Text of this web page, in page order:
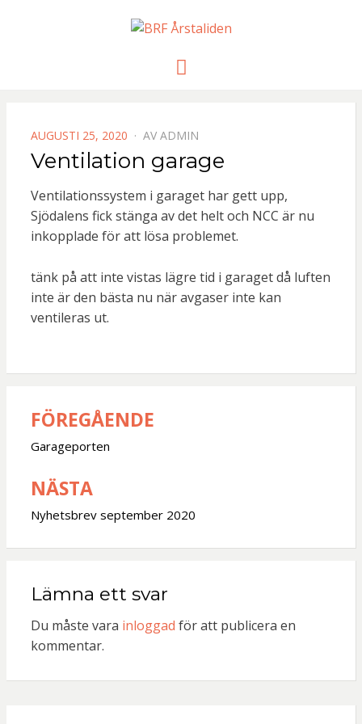
BRF
PUBLICERAD
DEN
AUGUSTI 25, 2020 AV ADMIN
Ventilation garage
Ventilationssystem i garaget har gett upp,
Sjödalens fick stänga av det helt och NCC är nu
inkopplade för att lösa problemet.
tänk på att inte vistas lägre tid i garaget då luften
inte är den bästa nu när avgaser inte kan
ventileras ut.
Inläggsnavigering
FÖREGÅENDE
Garageporten
NÄSTA
Nyhetsbrev september 2020
Lämna ett svar
Du måste vara inloggad för att publicera en
kommentar.